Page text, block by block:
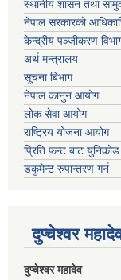
स्थानीय शासन तथा
नेपाल सरकारको
केन्द्रीय पञ्जीकरण
अर्थ मन्त्रालय
सूचना बिभाग
नेपाल कानुन आयोग
लोक सेवा आयोग
राष्ट्रिय योजना आयोग
प्रिति फन्ट बाट युनिकोड
डकुमेन्ट रुपान्तरण गर्न
दुप्चेश्वर
दुप्चेश्वर महादेव